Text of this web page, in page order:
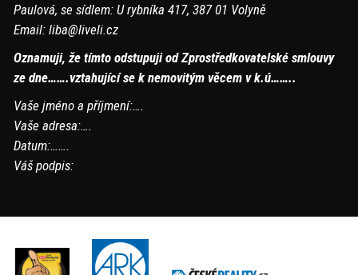
Paulová, se sídlem: U rybníka 417, 387 01 Volyně
Email: liba@liveli.cz
Oznamuji, že tímto odstupuji od Zprostředkovatelské smlouvy
ze dne…….vztahující se k nemovitým věcem v k.ú……..
Vaše jméno a příjmení:….
Vaše adresa:….
Datum:…….
Váš podpis: